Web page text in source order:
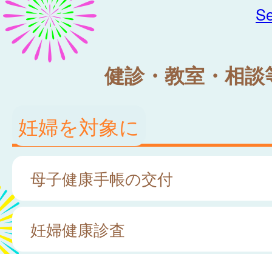
健診・教室・相談
妊婦を対象に
母子健康手帳の交付
妊婦健康診査